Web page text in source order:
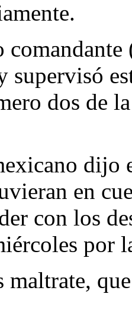
supervisó
dos de
dijo
en
con los
por
maltrate,